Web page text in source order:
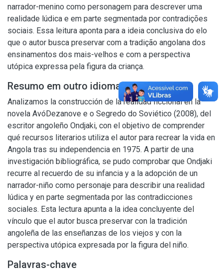
narrador-menino como personagem para descrever uma
realidade lúdica e em parte segmentada por contradições
sociais. Essa leitura aponta para a ideia conclusiva do elo
que o autor busca preservar com a tradição angolana dos
ensinamentos dos mais-velhos e com a perspectiva
utópica expressa pela figura da criança.
Resumo em outro idioma
Analizamos la construcción de la realidad ficcional en la
novela AvóDezanove e o Segredo do Soviético (2008), del
escritor angoleño Ondjaki, con el objetivo de comprender
qué recursos literarios utiliza el autor para recrear la vida en
Angola tras su independencia en 1975. A partir de una
investigación bibliográfica, se pudo comprobar que Ondjaki
recurre al recuerdo de su infancia y a la adopción de un
narrador-niño como personaje para describir una realidad
lúdica y en parte segmentada por las contradicciones
sociales. Esta lectura apunta a la idea concluyente del
vínculo que el autor busca preservar con la tradición
angoleña de las enseñanzas de los viejos y con la
perspectiva utópica expresada por la figura del niño.
Palavras-chave